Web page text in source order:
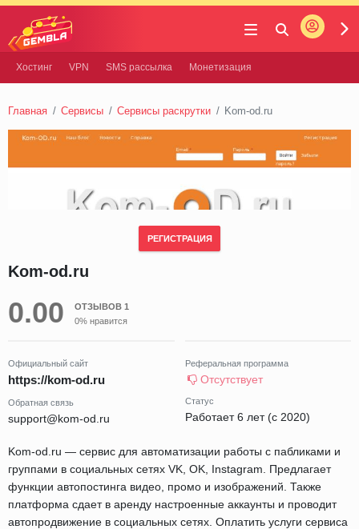
Gembla
Войти
Хостинг VPN SMS рассылка Монетизация
Главная Сервисы Сервисы раскрутки Kom-od.ru
Kom-od.ru
0.00
ОТЗЫВОВ 1
0% нравится
Официальный сайт
https://kom-od.ru
Обратная связь
support@kom-od.ru
Реферальная программа
Отсутствует
Статус
Работает 6 лет (с 2020)
Kom-od.ru — сервис для автоматизации работы с пабликами и
группами в социальных сетях VK, OK, Instagram. Предлагает
функции автопостинга видео, промо и изображений. Также
платформа сдает в аренду настроенные аккаунты и проводит
автопродвижение в социальных сетях. Оплатить услуги сервиса
РЕГИСТРАЦИЯ